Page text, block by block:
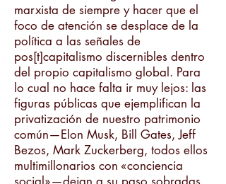
marxista de siempre y hacer que el
foco de atención se desplace de la
política a las señales de
pos[t]capitalismo discernibles dentro
del propio capitalismo global. Para
lo cual no hace falta ir muy lejos: las
figuras públicas que ejemplifican la
privatización de nuestro patrimonio
común—Elon Musk, Bill Gates, Jeff
Bezos, Mark Zuckerberg, todos ellos
multimillonarios con «conciencia